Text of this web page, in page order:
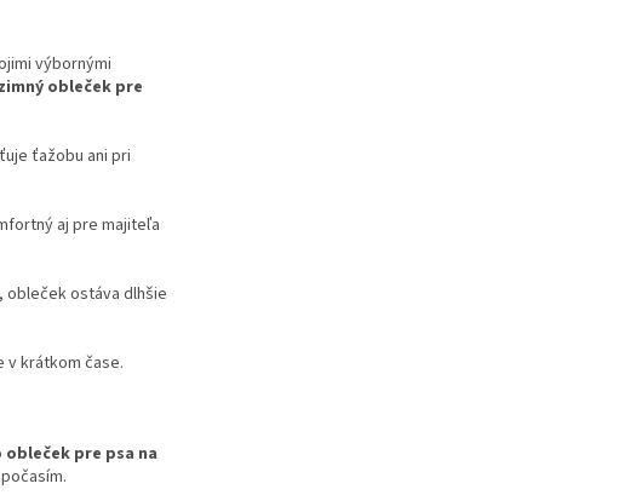
výbornými
zimný obleček pre
ťažobu ani pri
aj pre majiteľa
obleček ostáva dlhšie
v krátkom čase.
obleček pre psa na